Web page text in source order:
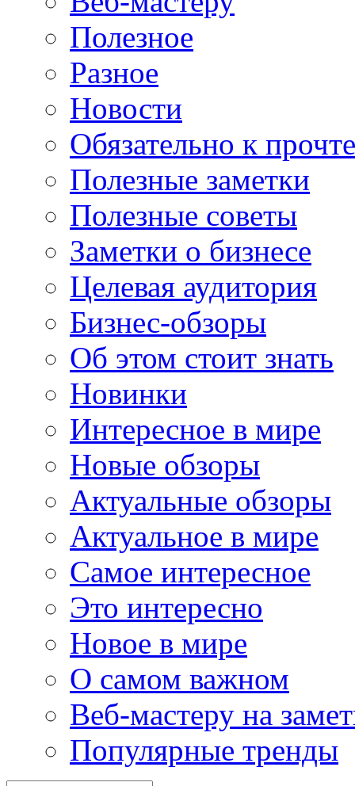
Полезное
Разное
Новости
Обязательно к
Полезные заметки
Полезные советы
Заметки о бизнесе
Целевая аудитория
Бизнес-обзоры
Об этом стоит знать
Новинки
Интересное в мире
Новые обзоры
Актуальные обзоры
Актуальное в мире
Самое интересное
Это интересно
Новое в мире
О самом важном
Веб-мастеру на
Популярные тренды